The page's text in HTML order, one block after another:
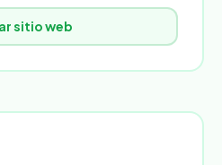
sitio web